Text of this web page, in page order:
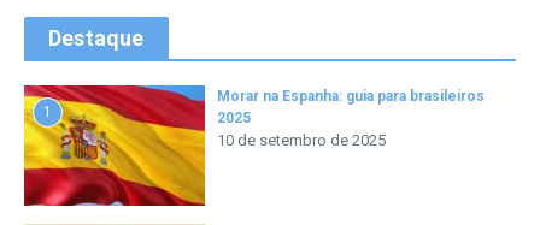
Destaque
1
Morar na Espanha: guia para brasileiros
2025
10 de setembro de 2025